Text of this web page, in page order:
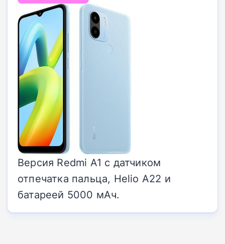
Версия Redmi A1 с датчиком
отпечатка пальца, Helio A22 и
батареей 5000 мАч.